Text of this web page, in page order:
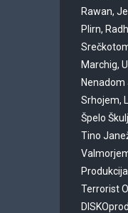
Rawan,
Plirn,
Marchig,
Srhojem,
Špelo
Tino
Terrorist